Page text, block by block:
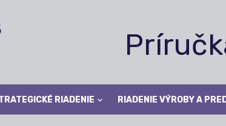
RIADENIE RIADENIE VÝROBY A